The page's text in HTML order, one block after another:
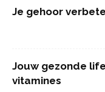
Je gehoor
Jouw gezonde
vitamines